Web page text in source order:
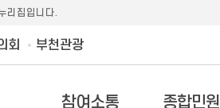
리집입니다.
회 부천관광
참여소통 종합민원